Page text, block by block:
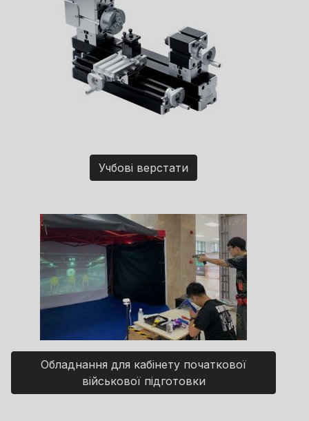
Учбові верстати
Обладнання для кабінету початкової
військової підготовки